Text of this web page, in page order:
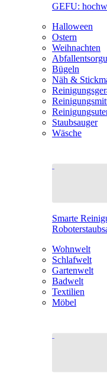
GEFU:
Halloween
Ostern
Weihnachten
Bügeln
Näh &
Staubsauger
Wäsche
Smarte
Wohnwelt
Schlafwelt
Gartenwelt
Badwelt
Textilien
Möbel